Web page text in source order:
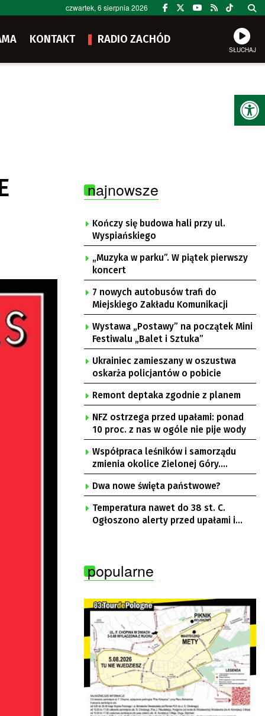
czwartek, 6 sierpnia 2026
KONTAKT RADIO ZACHÓD
SŁUCHAJ
najnowsze
Kończy się budowa hali przy ul.
Wyspiańskiego
„Muzyka w parku”. W piątek pierwszy
koncert
7 nowych autobusów trafi do
Miejskiego Zakładu Komunikacji
Wystawa „Postawy” na początek Mini
Festiwalu „Balet i Sztuka”
Ukrainiec zamieszany w oszustwa
oskarża policjantów o pobicie
Remont deptaka zgodnie z planem
NFZ ostrzega przed upałami: ponad
10 proc. z nas w ogóle nie pije wody
Współpraca leśników i samorządu
zmienia okolice Zielonej Góry.
Powstają nowe ścieżki rowerowe
Dwa nowe święta państwowe?
Temperatura nawet do 38 st. C.
Ogłoszono alerty przed upałami i
popularne